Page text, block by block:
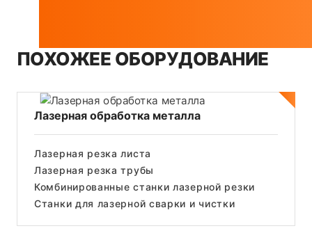
ПОХОЖЕЕ ОБОРУДОВАНИЕ
Лазерная обработка металла
Лазерная резка листа
Лазерная резка трубы
Комбинированные станки лазерной резки
Станки для лазерной сварки и чистки